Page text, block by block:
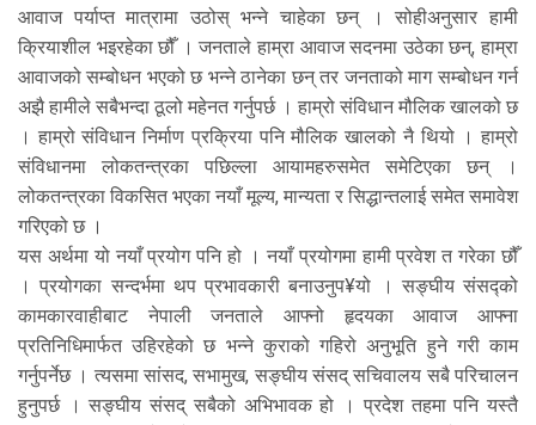
आवाज पर्याप्त मात्रामा उठोस् भन्ने चाहेका छन् । सोहीअनुसार हामी
क्रियाशील भइरहेका छौँ । जनताले हाम्रा आवाज सदनमा उठेका छन्, हाम्रा
आवाजको सम्बोधन भएको छ भन्ने ठानेका छन् तर जनताको माग सम्बोधन गर्न
अझै हामीले सबैभन्दा ठूलो महेनत गर्नुपर्छ । हाम्रो संविधान मौलिक खालको छ
। हाम्रो संविधान निर्माण प्रक्रिया पनि मौलिक खालको नै थियो । हाम्रो
संविधानमा लोकतन्त्रका पछिल्ला आयामहरुसमेत समेटिएका छन् ।
लोकतन्त्रका विकसित भएका नयाँ मूल्य, मान्यता र सिद्धान्तलाई समेत समावेश
गरिएको छ ।
यस अर्थमा यो नयाँ प्रयोग पनि हो । नयाँ प्रयोगमा हामी प्रवेश त गरेका छौँ
। प्रयोगका सन्दर्भमा थप प्रभावकारी बनाउनुप¥यो । सङ्घीय संसद्को
कामकारवाहीबाट नेपाली जनताले आफ्नो हृदयका आवाज आफ्ना
प्रतिनिधिमार्फत उहिरहेको छ भन्ने कुराको गहिरो अनुभूति हुने गरी काम
गर्नुपर्नेछ । त्यसमा सांसद, सभामुख, सङ्घीय संसद् सचिवालय सबै परिचालन
हुनुपर्छ । सङ्घीय संसद् सबैको अभिभावक हो । प्रदेश तहमा पनि यस्तै